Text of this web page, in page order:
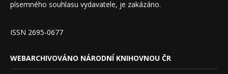
písemného souhlasu vydavatele, je zakázáno.
ISSN 2695-0677
WEBARCHIVOVÁNO NÁRODNÍ KNIHOVNOU ČR